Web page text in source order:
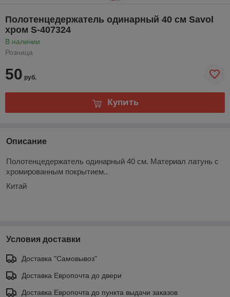
Полотенцедержатель одинарный 40 см Savol
хром S-407324
В наличии
Розница
50 руб.
Купить
Описание
Полотенцедержатель одинарный 40 см. Материал латунь с
хромированным покрытием..
Китай
Условия доставки
Доставка "Самовывоз"
Доставка Европочта до двери
Доставка Европочта до пункта выдачи заказов